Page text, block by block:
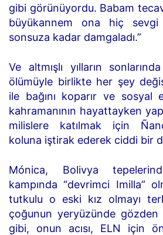
gibi görünüyordu. Babam
büyükannem ona hiç
sonsuza kadar damgaladı.”
Ve altmışlı yılların
ölümüyle birlikte her şey
ile bağını koparır ve sosyal
kahramanının hayattayken
milislere katılmak için
koluna iştirak ederek ciddi bir
Mónica, Bolivya
kampında “devrimci Imilla”
tutkulu o eski kız olmayı
çoğunun yeryüzünde
gibi, onun acısı, ELN için